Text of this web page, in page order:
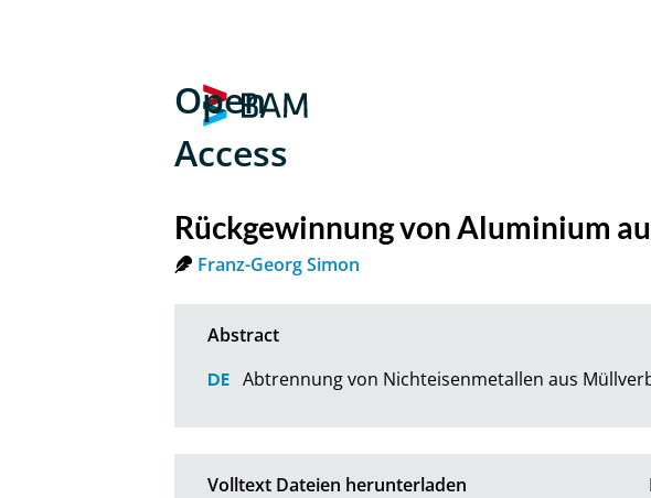
Open
Access
Rückgewinnung von Aluminium
Franz-Georg Simon
Abtrennung von Nichteisenmetallen aus
Volltext Dateien herunterladen